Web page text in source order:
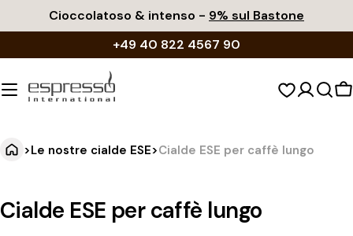
al
Cioccolatoso & intenso - 9% sul Bastone
+49 40 822 4567 90
>Le nostre cialde ESE>Cialde ESE per caffè lungo
Cialde ESE per caffè lungo